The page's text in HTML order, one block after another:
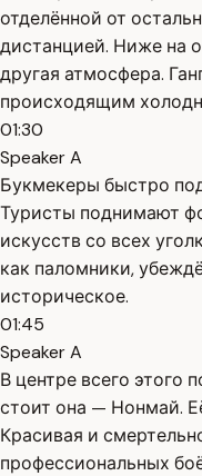
отделённой от
дистанцией. Ниже на
другая атмосфера.
происходящим
01:30
Speaker A
Букмекеры быстро
Туристы поднимают
искусств со всех
как паломники,
историческое.
01:45
Speaker A
В центре всего
стоит она — Нонмай.
Красивая и
профессиональных